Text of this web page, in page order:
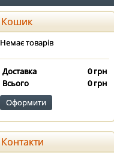
Кошик
Немає товарів
0 грн
Доставка
0 грн
Всього
Оформити
Контакти